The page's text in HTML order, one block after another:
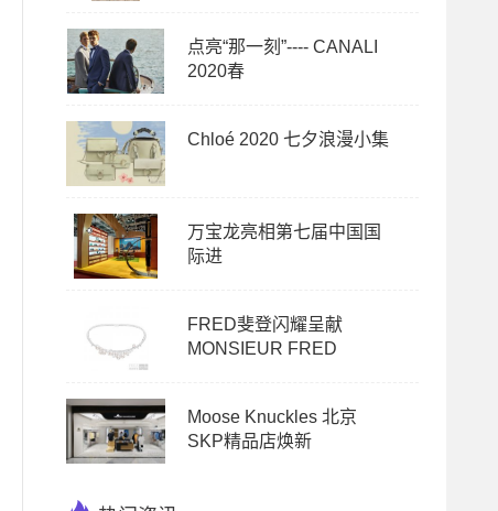
点亮“那一刻”---- CANALI
2020春
Chloé 2020 七夕浪漫小集
万宝龙亮相第七届中国国
际进
FRED斐登闪耀呈献
MONSIEUR FRED
Moose Knuckles 北京
SKP精品店焕新